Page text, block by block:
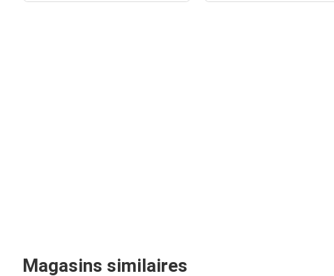
Magasins similaires